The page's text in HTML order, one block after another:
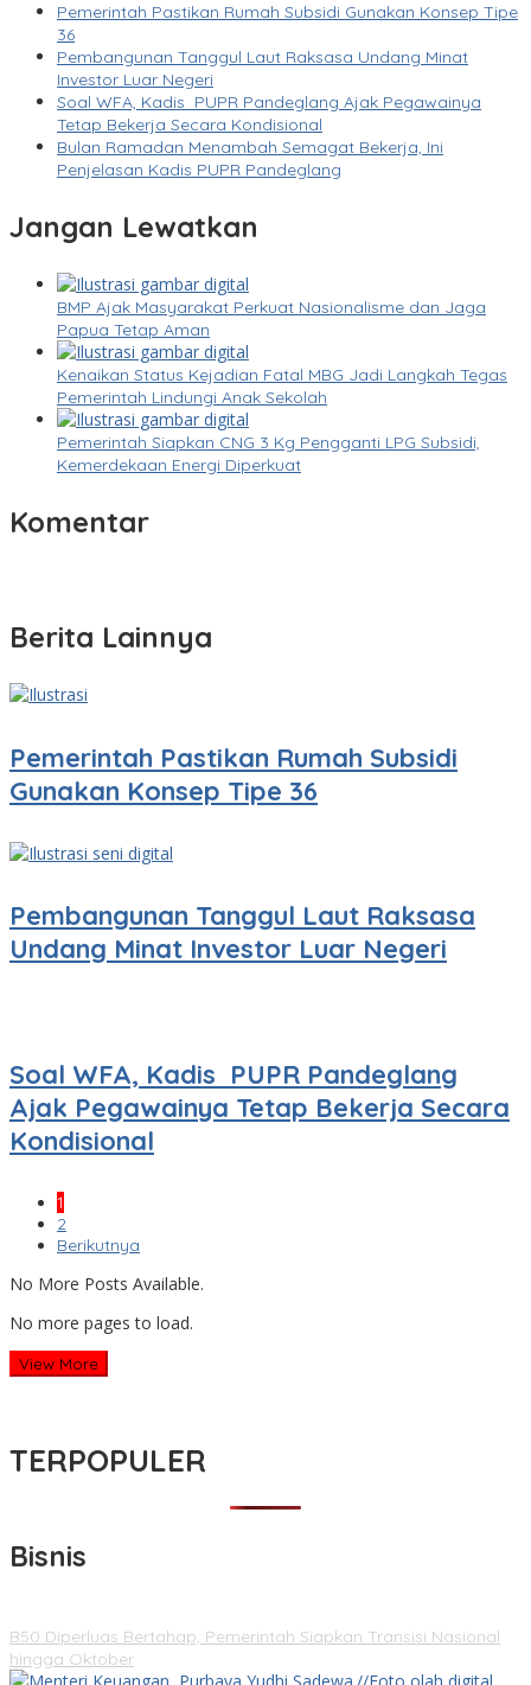
Pemerintah Pastikan Rumah Subsidi Gunakan Konsep Tipe
36
Pembangunan Tanggul Laut Raksasa Undang Minat
Investor Luar Negeri
Soal WFA, Kadis PUPR Pandeglang Ajak Pegawainya
Tetap Bekerja Secara Kondisional
Bulan Ramadan Menambah Semagat Bekerja, Ini
Penjelasan Kadis PUPR Pandeglang
Jangan Lewatkan
BMP Ajak Masyarakat Perkuat Nasionalisme dan Jaga
Papua Tetap Aman
Kenaikan Status Kejadian Fatal MBG Jadi Langkah Tegas
Pemerintah Lindungi Anak Sekolah
Pemerintah Siapkan CNG 3 Kg Pengganti LPG Subsidi,
Kemerdekaan Energi Diperkuat
Komentar
Berita Lainnya
Pemerintah Pastikan Rumah Subsidi
Gunakan Konsep Tipe 36
Pembangunan Tanggul Laut Raksasa
Undang Minat Investor Luar Negeri
Soal WFA, Kadis PUPR Pandeglang
Ajak Pegawainya Tetap Bekerja Secara
Kondisional
1
2
Berikutnya
No More Posts Available.
No more pages to load.
View More
TERPOPULER
Bisnis
B50 Diperluas Bertahap, Pemerintah Siapkan Transisi Nasional
hingga Oktober